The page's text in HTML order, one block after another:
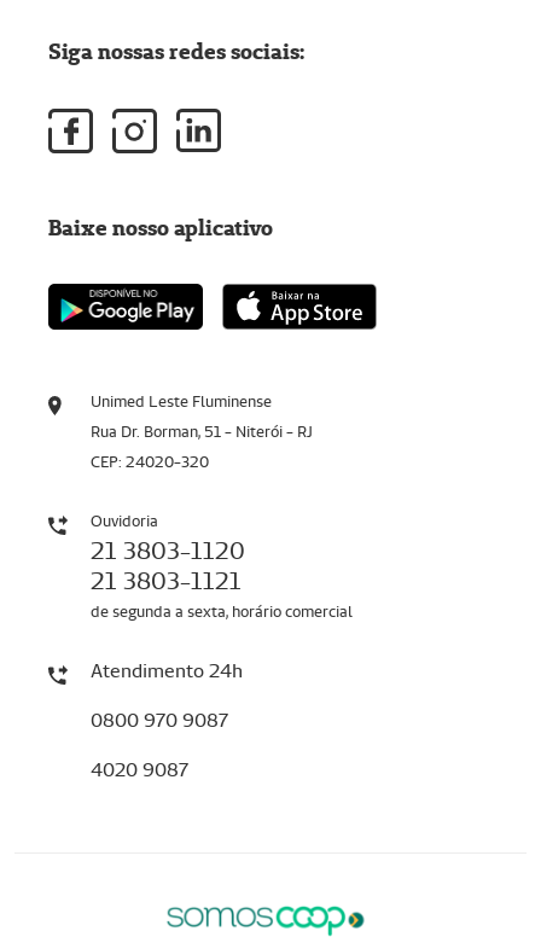
Unimed Leste Fluminense
Rua Dr. Borman, 51 - Niterói - RJ
CEP: 24020-320
Ouvidoria
21 3803-1120
21 3803-1121
de segunda a sexta, horário comercial
Atendimento 24h
0800 970 9087
4020 9087
Siga nossas redes sociais:
Baixe nosso aplicativo